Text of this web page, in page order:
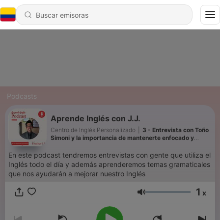
Podcasts
Aprende Inglés con J.J.
Centro de Inglés Personalizado
3 - Entrevista con Toño
Simoni y la importancia de mantenerte enfocado y
En este podcast tendremos entrevistas con gente que utiliza el
Inglés todo el día y además aprenderemos temas gramaticales
que nos ayudarán a mejorar nuestro Inglés
Volumen 1 x